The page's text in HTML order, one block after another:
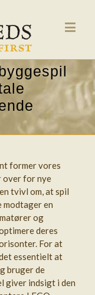
former vores
over for nye
tvivl om, at spil
modtager en
og
deres
For at
essentielt at
bruger de
giver indsigt i den